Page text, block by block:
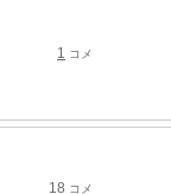
1 コメ
18 コメ